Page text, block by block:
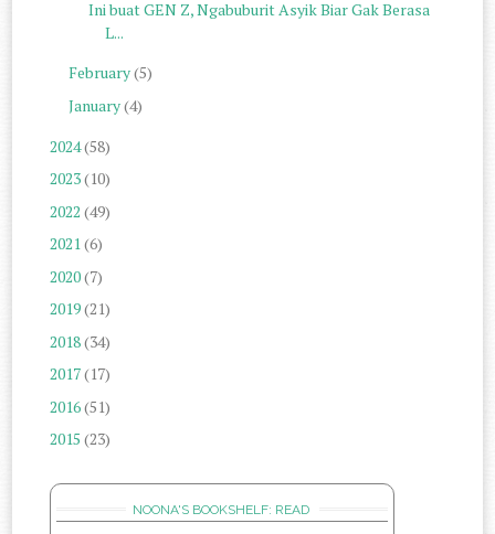
Ini buat GEN Z, Ngabuburit Asyik Biar Gak Berasa
L...
February(5)
January(4)
2024(58)
2023(10)
2022 (49)
2021(6)
2020(7)
2019(21)
2018(34)
2017(17)
2016(51)
2015 (23)
NOONA'S BOOKSHELF: READ